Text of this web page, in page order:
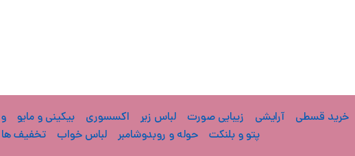
خرید قسطی آرایشی زیبایی صورت لباس زیر اکسسوری بیکینی و مایو
پتو و بلنکت
حوله و روبدوشامبر لباس خواب تخفیف ها